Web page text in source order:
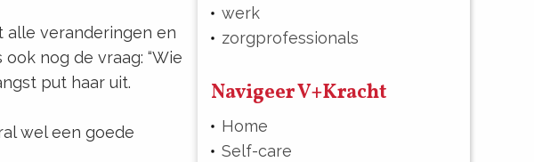
veranderingen en
nog de vraag: “Wie
put haar uit.
wel een goede
werk
zorgprofessionals
Navigeer V+Kracht
Home
Self-care